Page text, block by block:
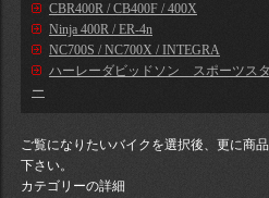
CBR400R / CB400F / 400X
Ninja 400R / ER-4n
NC700S / NC700X / INTEGRA
ハーレーダビッドソン スポーツス
ー
ご覧になりたいバイクを選択後、更に商
下さい。
カテゴリーの詳細